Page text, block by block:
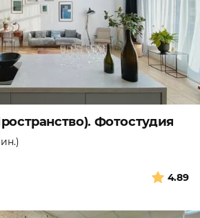
Фотостудия
4.89